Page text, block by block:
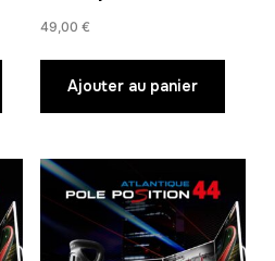
49,00 €
Ajouter au panier